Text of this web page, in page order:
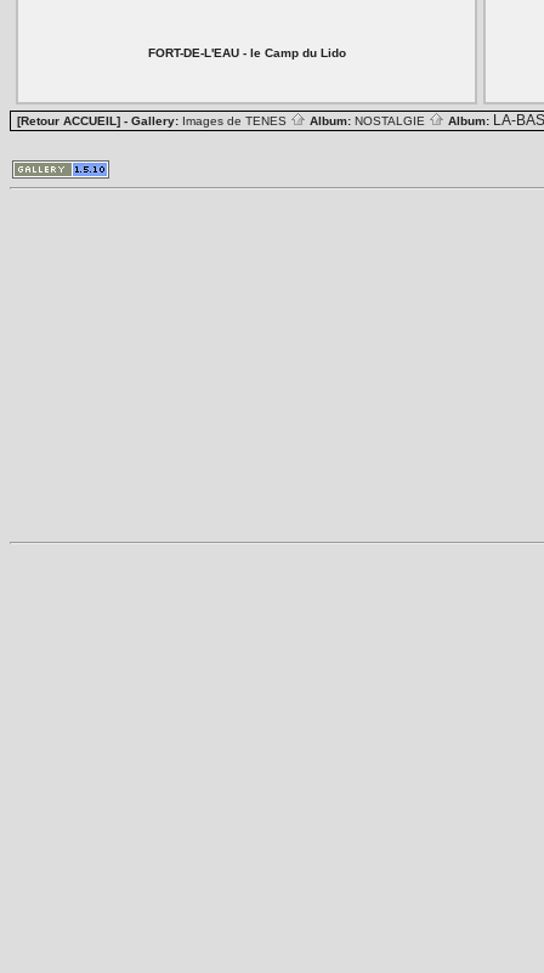
FORT-DE-L'EAU - le Camp du Lido
[Retour ACCUEIL] - Gallery: Images de TENES Album: NOSTALGIE Album: LA-BAS